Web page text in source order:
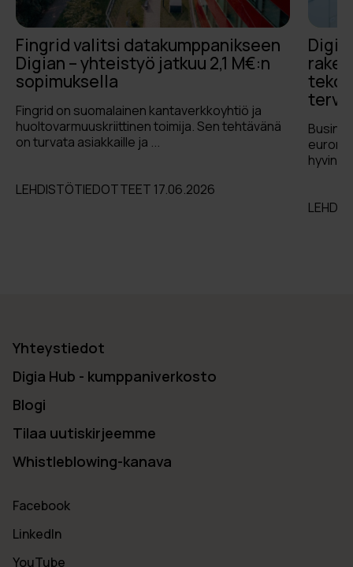
Fingrid valitsi datakumppanikseen
Digian – yhteistyö jatkuu 2,1 M€:n
sopimuksella
Fingrid on suomalainen kantaverkkoyhtiö ja
huoltovarmuuskriittinen toimija. Sen tehtävänä
on turvata asiakkaille ja ...
LEHDISTÖTIEDOTTEET 17.06.2026
euron
Yhteystiedot
Digia Hub - kumppaniverkosto
Blogi
Tilaa uutiskirjeemme
Whistleblowing-kanava
Facebook
LinkedIn
YouTube